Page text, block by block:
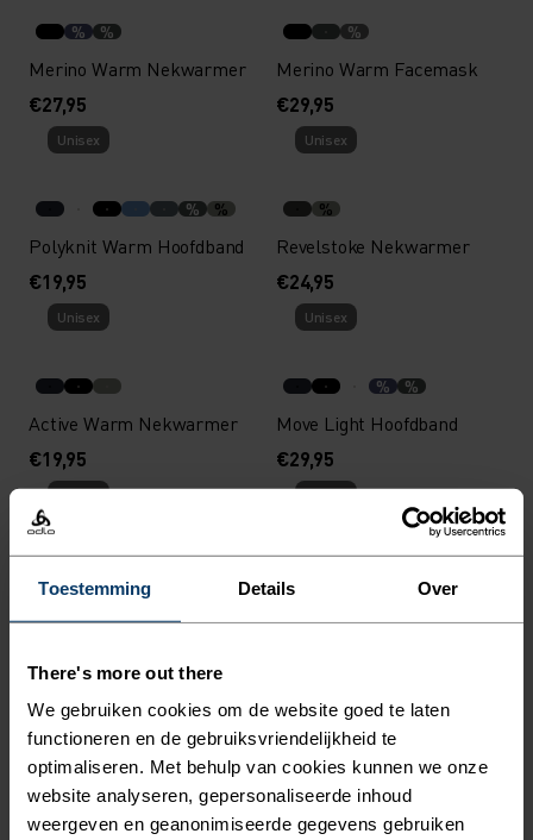
Toestemming Details Over
There's more out there
We gebruiken cookies om de website goed te laten
functioneren en de gebruiksvriendelijkheid te
optimaliseren. Met behulp van cookies kunnen we onze
website analyseren, gepersonaliseerde inhoud
weergeven en geanonimiseerde gegevens gebruiken
% %
Merino Warm Nekwarmer
€27,95
%
Merino Warm Facemask
€29,95
Unisex
% %
Polyknit Warm Hoofdband
€19,95
Unisex
%
Revelstoke Nekwarmer
€24,95
Unisex
Active Warm Nekwarmer
€19,95
Unisex
% %
Move Light Hoofdband
€29,95
Unisex
%
Polyknit Warm Muts
Unisex
% %
Ceramiwarm Pro
Nekwarmer
Move Light Muts
€34,95
% % % %
Merino Warm Muts
€39,95